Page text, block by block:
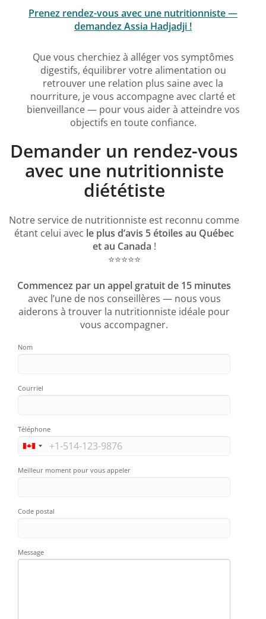
Prenez rendez-vous avec une nutritionniste —
demandez Assia Hadjadji !
Que vous cherchiez à alléger vos symptômes
digestifs, équilibrer votre alimentation ou
retrouver une relation plus saine avec la
nourriture, je vous accompagne avec clarté et
bienveillance — pour vous aider à atteindre vos
objectifs en toute confiance.
Demander un rendez-vous
avec une nutritionniste
diététiste
Notre service de nutritionniste est reconnu comme
étant celui avec le plus d’avis 5 étoiles au Québec
et au Canada !
⭐️⭐️⭐️⭐️⭐️
Commencez par un appel gratuit de 15 minutes
avec l’une de nos conseillères — nous vous
aiderons à trouver la nutritionniste idéale pour
vous accompagner.
Nom
Courriel
Téléphone
Meilleur moment pour vous appeler
Code postal
Message